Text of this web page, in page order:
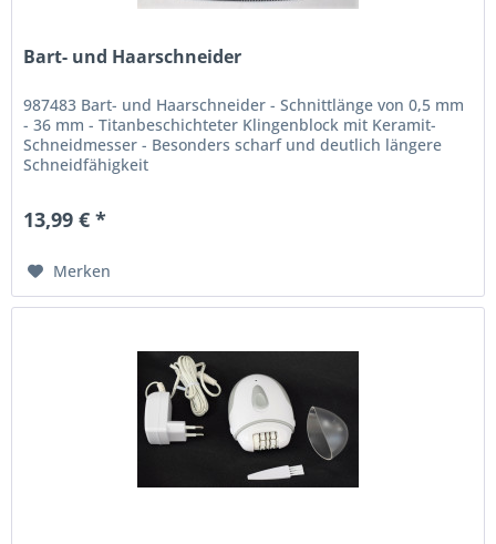
Bart- und Haarschneider
987483 Bart- und Haarschneider - Schnittlänge von 0,5 mm
- 36 mm - Titanbeschichteter Klingenblock mit Keramit-
Schneidmesser - Besonders scharf und deutlich längere
Schneidfähigkeit
13,99 € *
Merken